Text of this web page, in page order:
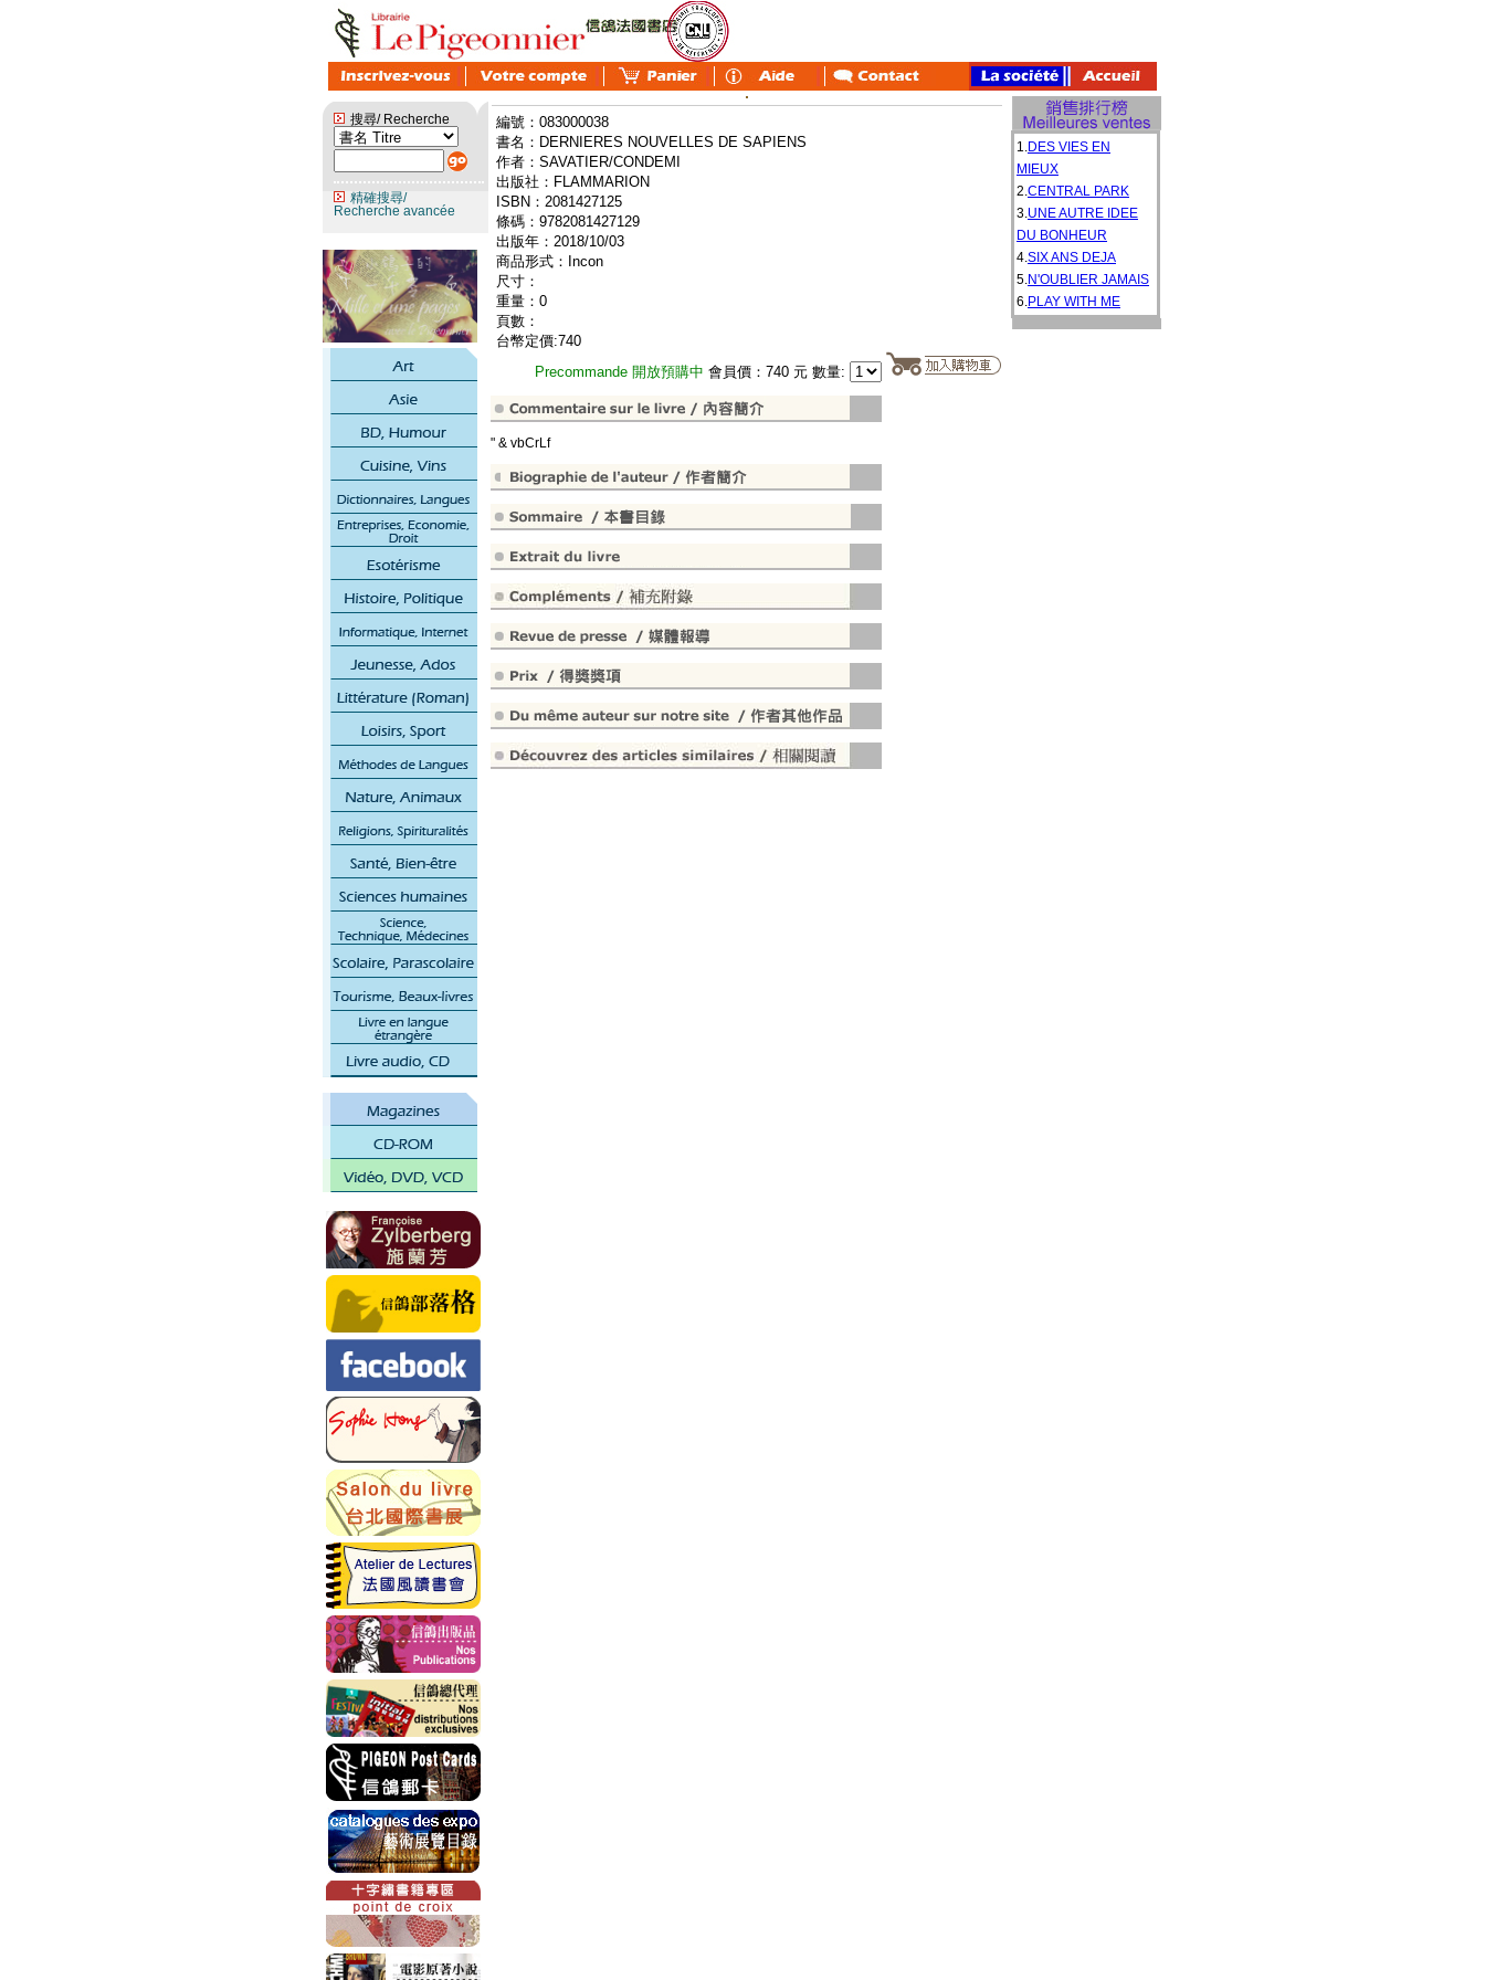
搜尋/ Recherche
精確搜尋/
Recherche avancée
編號：083000038
書名：DERNIERES NOUVELLES DE SAPIENS
作者：SAVATIER/CONDEMI
出版社：FLAMMARION
ISBN：2081427125
條碼：9782081427129
出版年：2018/10/03
商品形式：Incon
尺寸：
重量：0
頁數：
台幣定價:740
Precommande 開放預購中 會員價：740 元 數量:
" & vbCrLf
1.DES VIES EN
MIEUX
2.CENTRAL PARK
3.UNE AUTRE IDEE
DU BONHEUR
4.SIX ANS DEJA
5.N'OUBLIER JAMAIS
6.PLAY WITH ME